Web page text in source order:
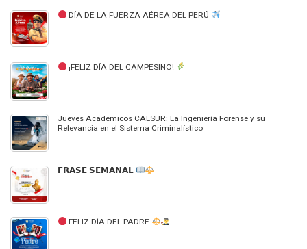
DÍA DE LA FUERZA AÉREA DEL PERÚ
¡FELIZ DÍA DEL CAMPESINO!
Jueves Académicos CALSUR: La Ingeniería Forense y su
Relevancia en el Sistema Criminalístico
𝗙𝗥𝗔𝗦𝗘 𝗦𝗘𝗠𝗔𝗡𝗔𝗟
FELIZ DÍA DEL PADRE